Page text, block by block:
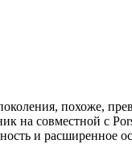
похоже,
на совместной с
и расширенное